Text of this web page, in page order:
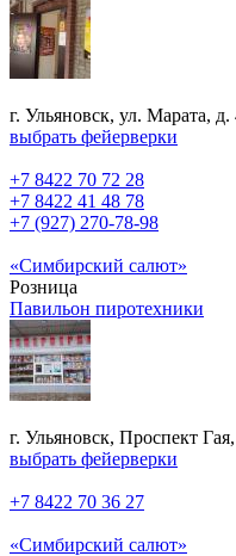
г. Ульяновск, ул. Марата,
выбрать фейерверки
+7 8422 70 72 28
+7 8422 41 48 78
+7 (927) 270-78-98
«Симбирский салют»
Розница
Павильон пиротехники
г. Ульяновск, Проспект
выбрать фейерверки
+7 8422 70 36 27
«Симбирский салют»